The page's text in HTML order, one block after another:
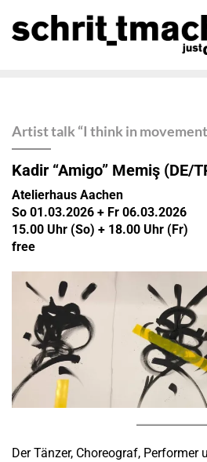
Artist talk “I think in
Kadir “Amigo” Memiş (DE/
Atelierhaus Aachen
So 01.03.2026 + Fr 06.03.2026
15.00 Uhr (So) + 18.00 Uhr (Fr)
free
Der Tänzer, Choreograf, Performer